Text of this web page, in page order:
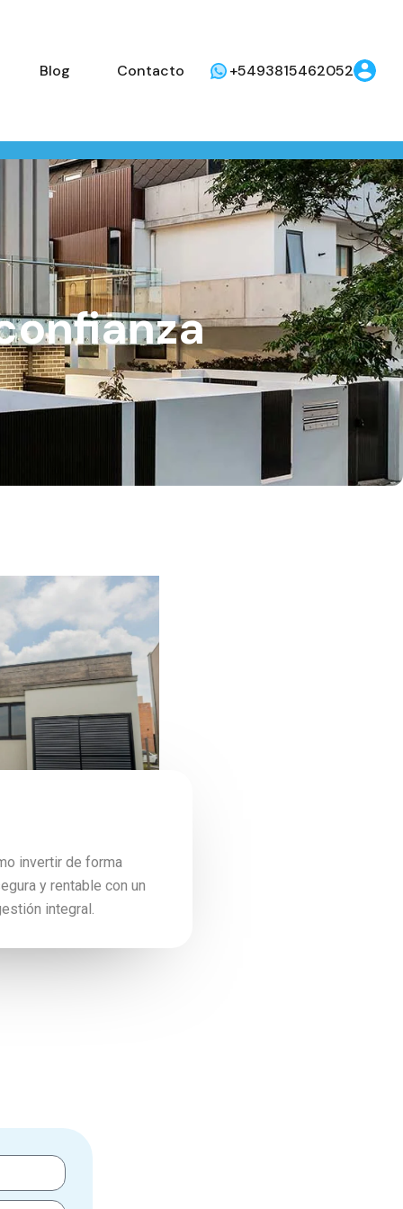
Blog Contacto +5493815462052
invertir de forma
y rentable con un
integral.